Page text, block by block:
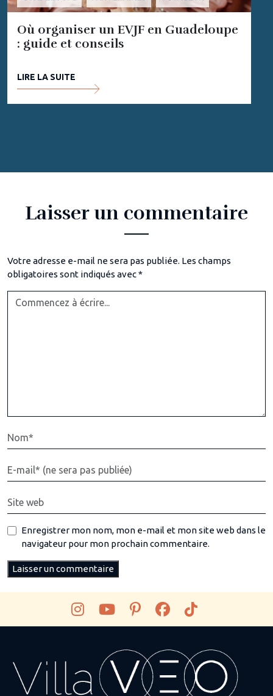
Où organiser un EVJF en Guadeloupe
: guide et conseils
LIRE LA SUITE
Laisser un commentaire
Votre adresse e-mail ne sera pas publiée. Les champs
obligatoires sont indiqués avec*
Enregistrer mon nom, mon e-mail et mon site web dans le
navigateur pour mon prochain commentaire.